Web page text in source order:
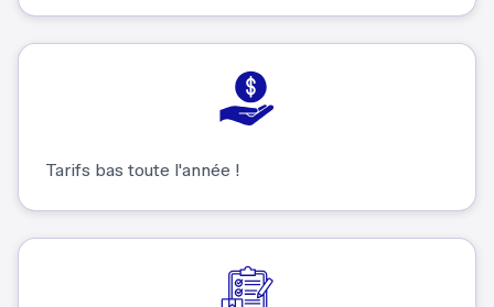
Tarifs bas toute l'année !